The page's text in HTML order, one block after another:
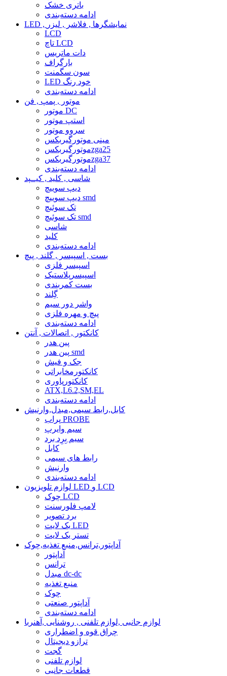
باتری خشک
ادامه دسته‌بندی
LED , نمایشگرها , فلاشر , لیزر
LCD
تاچ LCD
دات ماتریس
بارگراف
سون سگمنت
LED خود رنگ
ادامه دسته‌بندی
موتور , پمپ , فن
موتور DC
استپ موتور
سروو موتور
مینی موتورگیربکس
موتورگیربکسzga25
موتورگیربکسzga37
ادامه دسته‌بندی
شاسی , کلید , کیــپد
دیپ سوییچ
دیپ سوییچ smd
تک سوئیچ
تک سوئیچ smd
شاسی
کلید
ادامه دسته‌بندی
بست , اسپیسر , گلند , پیچ
اسپیسر فلزی
اسپیسرپلاستیک
بست کمربندی
گِلند
واشر دور سیم
پیچ و مهره فلزی
ادامه دسته‌بندی
کانکتور , اتصالات , آنتن
پین هدر
پین هدر smd
جک و فیش
کانکتورمخابراتی
کانکتورپاوری
ATX,L6.2,SM,EL
ادامه دسته‌بندی
کابل,رابط سیمی,مبدل,وارنیش
پراب PROBE
سیم وایرپ
سیم بِرِد برد
کابل
رابط های سیمی
وارنیش
ادامه دسته‌بندی
لوازم تلویزیون LED و LCD
چوک LCD
لامپ فلورسنت
برد تصویر
بک لایت LED
تستر بک لایت
آداپتور,ترانس,منبع تغذیه,چوک
آداپتور
ترانس
مبدل dc-dc
منبع تغذیه
چوک
آداپتور صنعتی
ادامه دسته‌بندی
لوازم جانبی ,لوازم تلفنی , روشنایی ,آهنربا
چراق قوه و اضطراری
ترازو دیجیتال
گجت
لوازم تلفنی
قطعات جانبی